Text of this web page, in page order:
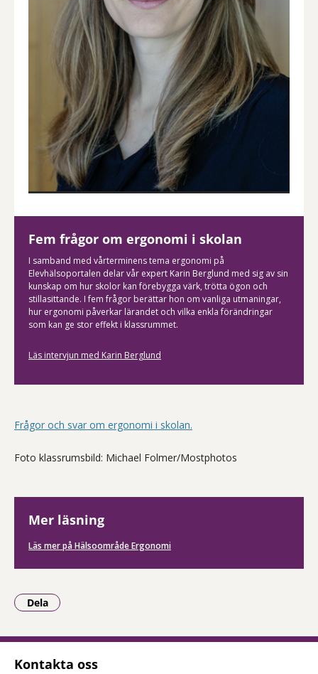
Fem frågor om ergonomi i skolan
I samband med vårterminens tema ergonomi på
Elevhälsoportalen delar vår expert Karin Berglund med sig av sin
kunskap om hur skolor kan förebygga värk, trötta ögon och
stillasittande. I fem frågor berättar hon om vanliga utmaningar,
hur ergonomi påverkar lärandet och vilka enkla förändringar
som kan ge stor effekt i klassrummet.
Läs intervjun med Karin Berglund
Frågor och svar om ergonomi i skolan.
Foto klassrumsbild: Michael Folmer/Mostphotos
Mer läsning
Läs mer på Hälsoområde Ergonomi
Dela
- Klicka för att öppna delningsalternativ.
Kontakta oss